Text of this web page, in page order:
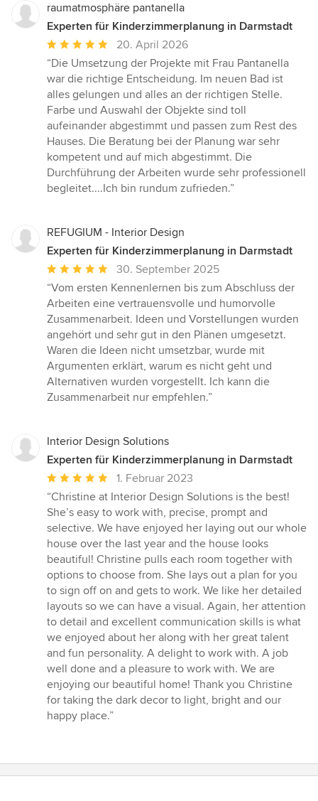
raumatmosphäre pantanella
Experten für Kinderzimmerplanung in Darmstadt
Durchschnittliche
Bewertung:
5
von
5
Sternen
20. April 2026
“Die Umsetzung der Projekte mit Frau Pantanella
war die richtige Entscheidung. Im neuen Bad ist
alles gelungen und alles an der richtigen Stelle.
Farbe und Auswahl der Objekte sind toll
aufeinander abgestimmt und passen zum Rest des
Hauses. Die Beratung bei der Planung war sehr
kompetent und auf mich abgestimmt. Die
Durchführung der Arbeiten wurde sehr professionell
begleitet....Ich bin rundum zufrieden.”
REFUGIUM - Interior Design
Experten für Kinderzimmerplanung in Darmstadt
Durchschnittliche
Bewertung:
5
von
5
Sternen
30. September 2025
“Vom ersten Kennenlernen bis zum Abschluss der
Arbeiten eine vertrauensvolle und humorvolle
Zusammenarbeit. Ideen und Vorstellungen wurden
angehört und sehr gut in den Plänen umgesetzt.
Waren die Ideen nicht umsetzbar, wurde mit
Argumenten erklärt, warum es nicht geht und
Alternativen wurden vorgestellt. Ich kann die
Zusammenarbeit nur empfehlen.”
Interior Design Solutions
Experten für Kinderzimmerplanung in Darmstadt
Durchschnittliche
Bewertung:
5
von
5
Sternen
1. Februar 2023
“Christine at Interior Design Solutions is the best!
She’s easy to work with, precise, prompt and
selective. We have enjoyed her laying out our whole
house over the last year and the house looks
beautiful! Christine pulls each room together with
options to choose from. She lays out a plan for you
to sign off on and gets to work. We like her detailed
layouts so we can have a visual. Again, her attention
to detail and excellent communication skills is what
we enjoyed about her along with her great talent
and fun personality. A delight to work with. A job
well done and a pleasure to work with. We are
enjoying our beautiful home! Thank you Christine
for taking the dark decor to light, bright and our
happy place.”